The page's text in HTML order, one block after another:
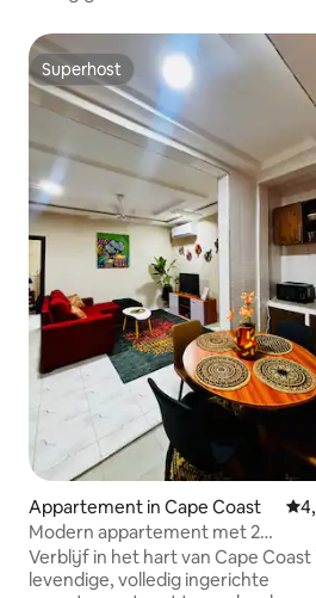
Superhost
Superhost
Appartement in Cape Coast
Modern appartement met 2
slaapkamers en Afrikaanse sfeer -
Kaapkust
Verblijf in het hart van Cape Coast
levendige, volledig ingerichte